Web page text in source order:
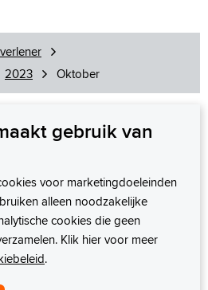
2023 Oktober
gebruik van
voor marketingdoeleinden
alleen noodzakelijke
cookies die geen
Klik hier voor meer
.